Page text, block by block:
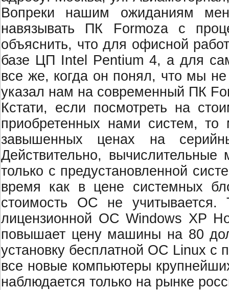
Вопреки нашим ожиданиям
навязывать ПК Formoza с
объяснить, что для офисной
базе ЦП Intel Pentium 4, а для
все же, когда он понял, что мы
указал нам на современный ПК
Кстати, если посмотреть на
приобретенных нами систем, то
завышенных ценах на
Действительно,
только с предустановленной
время как в цене системных
стоимость ОС не учитывается.
лицензионной ОС Windows XP
повышает цену машины на 80
установку бесплатной ОС Linux
все новые компьютеры
наблюдается только на рынке